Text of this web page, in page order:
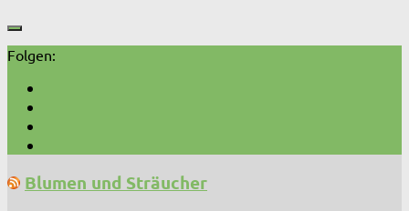
Folgen:
Blumen und Sträucher